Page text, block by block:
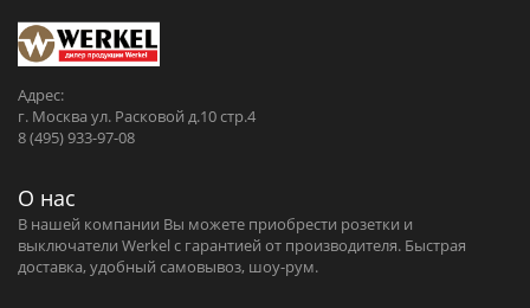
Адрес:
г. Москва ул. Расковой д.10 стр.4
8 (495) 933-97-08
О нас
В нашей компании Вы можете приобрести розетки и
выключатели Werkel c гарантией от производителя. Быстрая
доставка, удобный самовывоз, шоу-рум.